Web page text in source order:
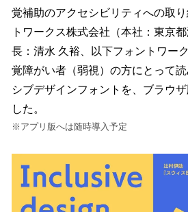
覚補助のアクセシビリティへの取
トワークス株式会社（本社：東京
長：清水 久裕、以下フォントワー
覚障がい者（弱視）の方にとって
シブデザインフォントを、ブラウ
した。
※アプリ版へは随時導入予定